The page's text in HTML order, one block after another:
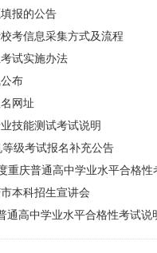
报的公告
考信息采集方式及流程
试实施办法
布
网址
技能测试考试说明
级考试报名补充公告
重庆普通高中学业水平合格性
本科招生宣讲会
通高中学业水平合格性考试说